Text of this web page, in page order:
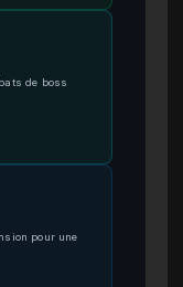
de boss
pour une